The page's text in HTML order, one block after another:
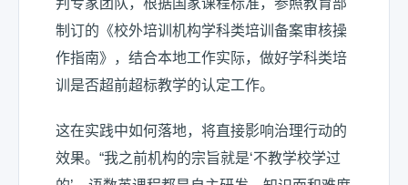
判专家团队，根据国家课程标准，参照教育部
制订的《校外培训机构学科类培训备案审核操
作指南》，结合本地工作实际，做好学科类培
训是否超前超标教学的认定工作。
这在实践中如何落地，将直接影响治理行动的
效果。“我之前机构的宗旨就是‘不教学校学过